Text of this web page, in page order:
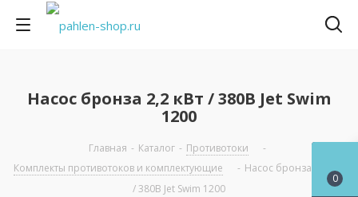
Насос бронза 2,2 кВт / 380В Jet Swim
1200
Главная - Каталог - Противотоки
-
Комплекты противотоков и комплектующие
- Насос бронза 2,2 кВт
/ 380В Jet Swim 1200
0